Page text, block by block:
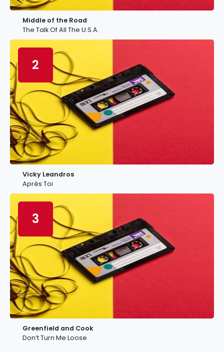
Middle of the Road
The Talk Of All The U.S.A.
2
Vicky Leandros
Après Toi
3
Greenfield and Cook
Don’t Turn Me Loose